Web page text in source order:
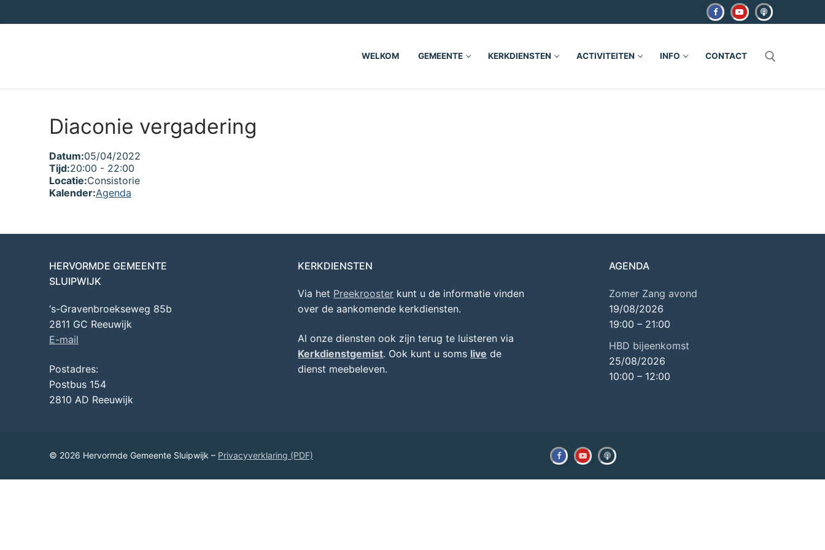
naar
WELKOM GEMEENTE KERKDIENSTEN ACTIVITEITEN INFO CONTACT
Diaconie vergadering
Datum:05/04/2022
Tijd:20:00 - 22:00
Locatie:Consistorie
Kalender:Agenda
HERVORMDE GEMEENTE
SLUIPWIJK
‘s-Gravenbroekseweg 85b
2811 GC Reeuwijk
E-mail
Postadres:
Postbus 154
2810 AD Reeuwijk
KERKDIENSTEN
Via het Preekrooster kunt u de informatie vinden
over de aankomende kerkdiensten.
Al onze diensten ook zijn terug te luisteren via
Kerkdienstgemist. Ook kunt u soms live de
dienst meebeleven.
AGENDA
Zomer Zang avond
19/08/2026
19:00 – 21:00
HBD bijeenkomst
25/08/2026
10:00 – 12:00
© 2026 Hervormde Gemeente Sluipwijk – Privacyverklaring (PDF)